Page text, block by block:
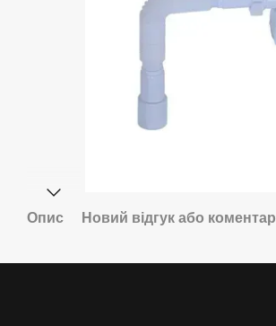
Опис Новий відгук або коментар